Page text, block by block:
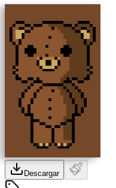
Descargar